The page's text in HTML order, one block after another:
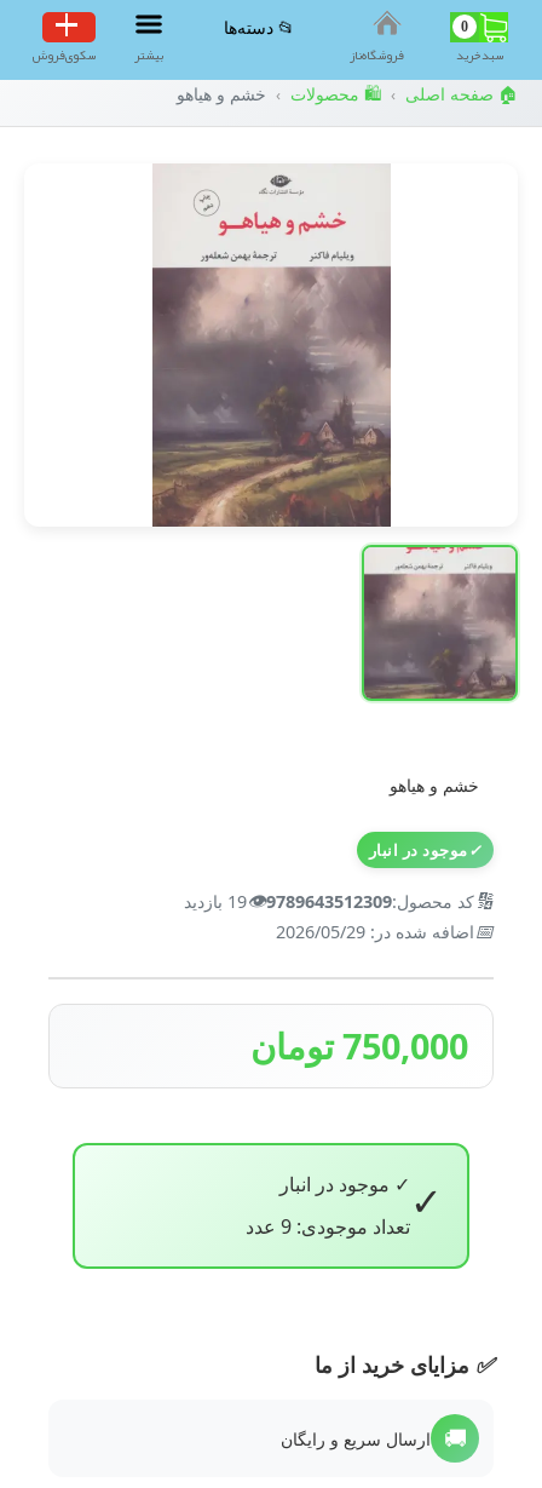
0
سبد‌خرید فروشگاه‌ناز
📂 دسته‌ها
بیشتر سکوی‌فروش
🏠 صفحه اصلی › 🛍️ محصولات › خشم و هیاهو
خشم و هیاهو
✓موجود در انبار
🔢کد محصول:9789643512309
👁️19 بازدید
📅اضافه شده در: 2026/05/29
750,000 تومان
✓ ✓ موجود در انبار
تعداد موجودی: 9 عدد
✅ مزایای خرید از ما
🚚 ارسال سریع و رایگان